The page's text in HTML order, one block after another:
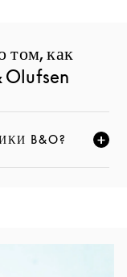
том, как
Olufsen
B&O? И